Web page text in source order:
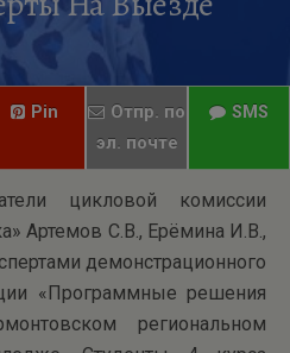
Pin
Отпр. по
эл. почте
SMS
цикловой комиссии
Артемов С.В., Ерёмина И.В.,
демонстрационного
«Программные решения
региональном